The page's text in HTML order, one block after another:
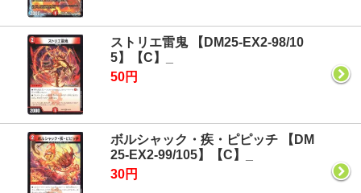
ストリエ雷鬼 【DM25-EX2-98/10
5】【C】_
50円
ボルシャック・疾・ピピッチ 【DM
25-EX2-99/105】【C】_
30円